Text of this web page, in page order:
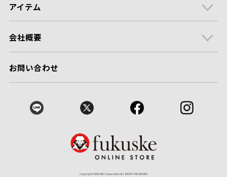
アイテム
会社概要
お問い合わせ
Copyright FUKUSKE Corporation ALL RIGHTS RESERVED